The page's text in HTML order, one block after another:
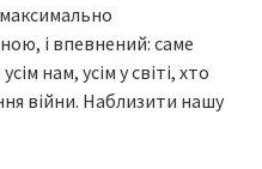
і впевнений: саме
нам, усім у світі, хто
війни. Наблизити нашу